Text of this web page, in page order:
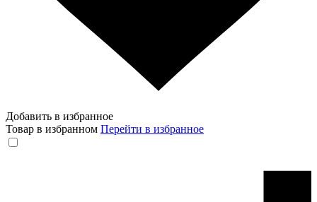
Добавить в избранное
Товар в избранном Перейти в избранное